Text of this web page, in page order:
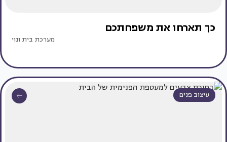
כך תארחו את משפחתכם
מערכת בית ונוי
עיצוב פנים